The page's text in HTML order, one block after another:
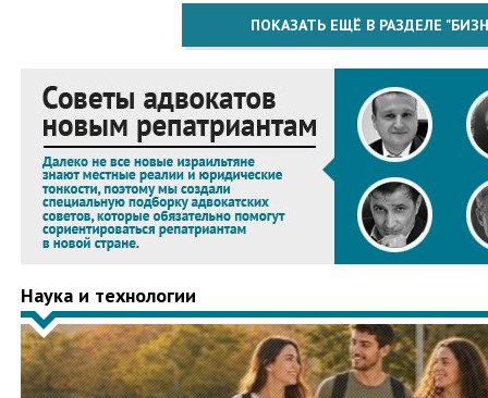
ПОКАЗАТЬ ЕЩЁ В РАЗДЕЛЕ
Наука и технологии